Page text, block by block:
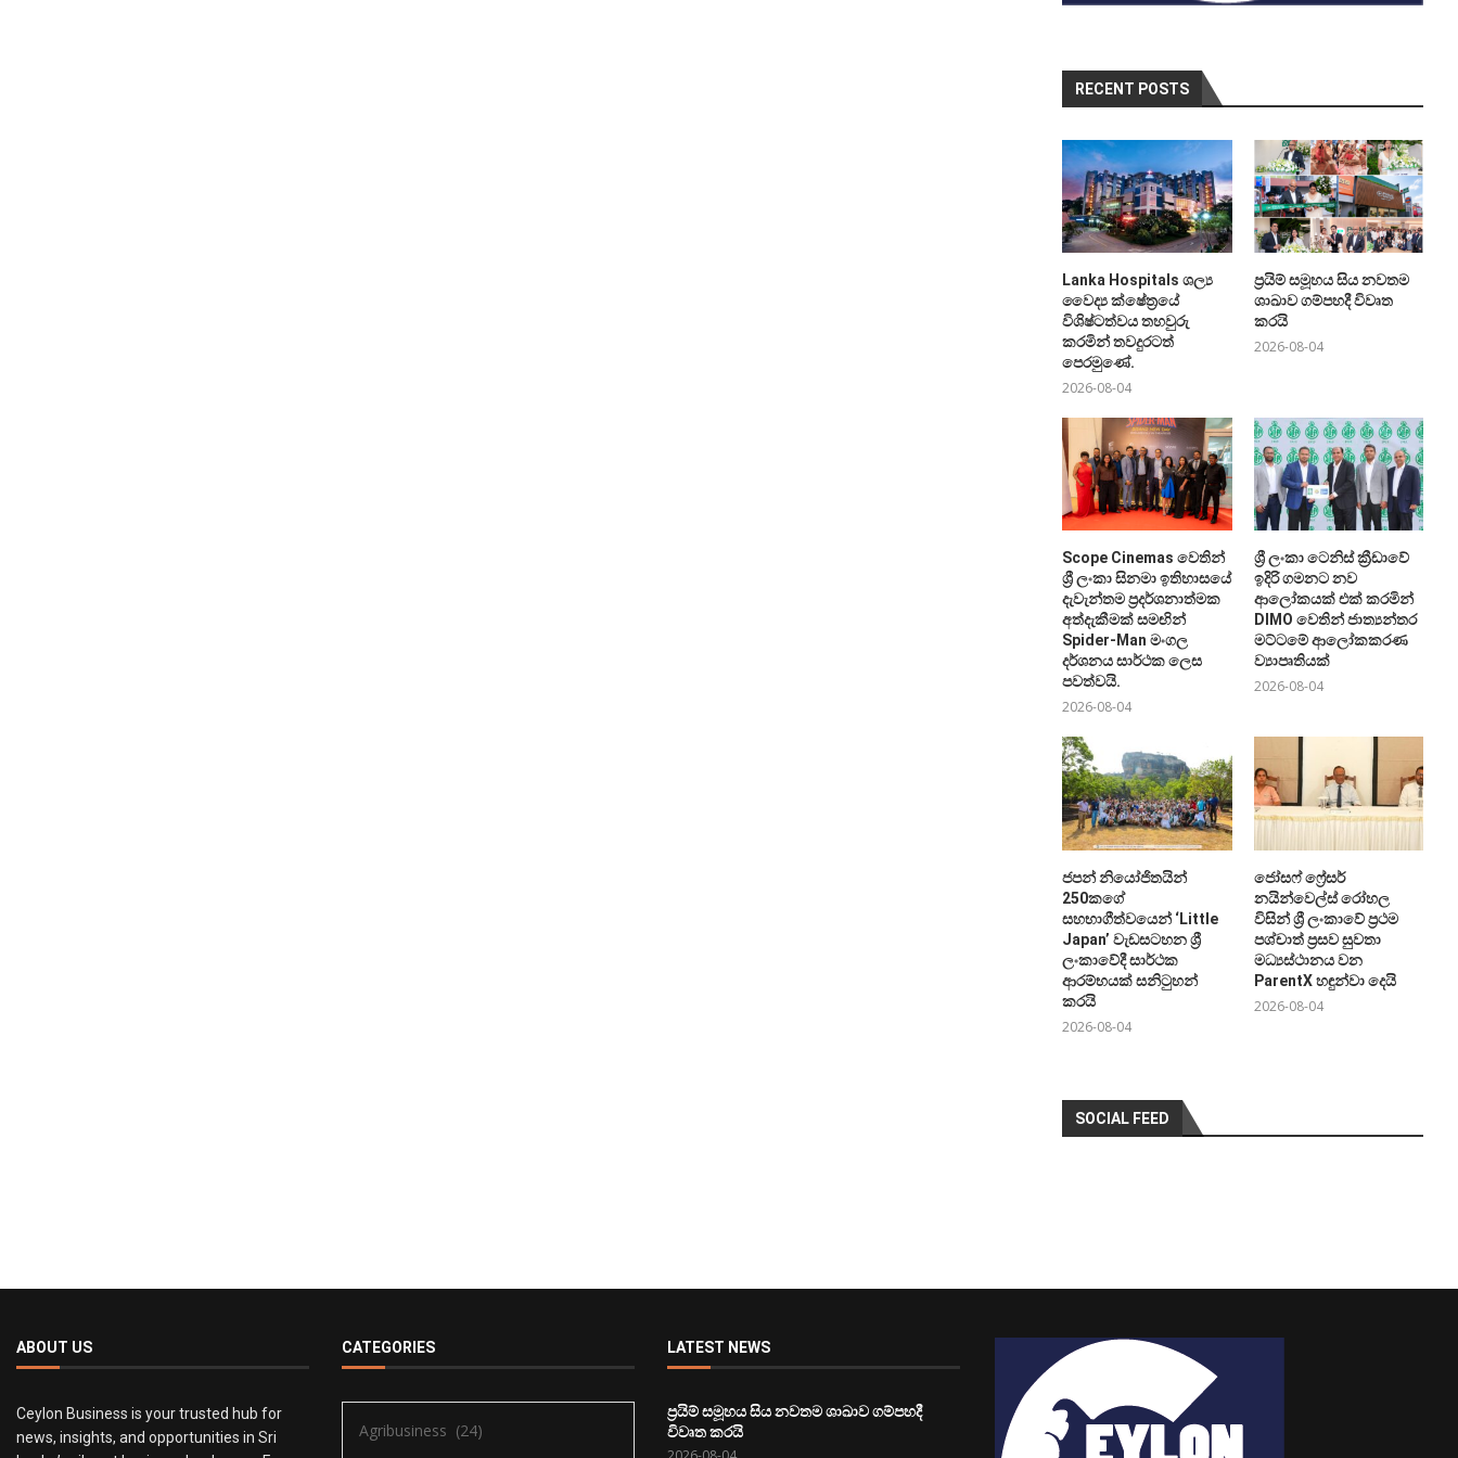
RECENT POSTS
Lanka Hospitals ශල්‍ය
වෛද්‍ය ක්ෂේත්‍රයේ
විශිෂ්ටත්වය තහවුරු
කරමින් තවදුරටත්
පෙරමුණේ.
2026-08-04
ප්‍රයිම් සමූහය සිය නවතම
ශාඛාව ගම්පහදී විවෘත
කරයි
2026-08-04
Scope Cinemas වෙතින්
ශ්‍රී ලංකා සිනමා ඉතිහාසයේ
දැවැන්තම ප්‍රදර්ශනාත්මක
අත්දැකීමක් සමඟින්
Spider-Man මංගල
දර්ශනය සාර්ථක ලෙස
පවත්වයි.
2026-08-04
ශ්‍රී ලංකා ටෙනිස් ක්‍රීඩාවේ
ඉදිරි ගමනට නව
ආලෝකයක් එක් කරමින්
DIMO වෙතින් ජාත්‍යන්තර
මට්ටමේ ආලෝකකරණ
ව්‍යාපෘතියක්
2026-08-04
ජපන් නියෝජිතයින්
250කගේ
සහභාගීත්වයෙන් ‘Little
Japan’ වැඩසටහන ශ්‍රී
ලංකාවේදී සාර්ථක
ආරම්භයක් සනිටුහන්
කරයි
2026-08-04
ජෝසෆ් ෆ්‍රේසර්
නයින්වෙල්ස් රෝහල
විසින් ශ්‍රී ලංකාවේ ප්‍රථම
පශ්චාත් ප්‍රසව සුවතා
මධ්‍යස්ථානය වන
ParentX හඳුන්වා දෙයි
2026-08-04
SOCIAL FEED
ABOUT US
Ceylon Business is your trusted hub for
news, insights, and opportunities in Sri
CATEGORIES LATEST NEWS
ප්‍රයිම් සමූහය සිය නවතම ශාඛාව ගම්පහදී
විවෘත කරයි